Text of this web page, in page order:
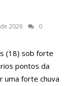
SOBRE PISO
EM 2018, HISSA É
DE MANAUS
2026
0
(18) sob forte
pontos da
uma forte chuva